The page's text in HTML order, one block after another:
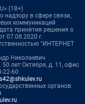
(18+)
надзору в сфере связи,
коммуникаций
принятия решения о
07.08.2020 г.
"ИНТЕРНЕТ
Николаевич
лет Октября, д. 11, офис
22-60
органов: